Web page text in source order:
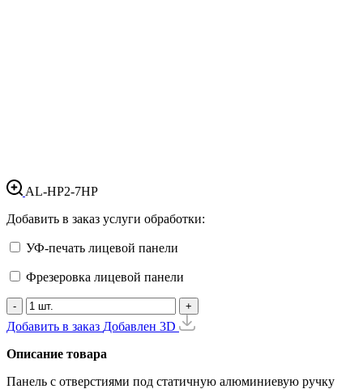
AL-HP2-7HP
Добавить в заказ услуги обработки:
УФ-печать лицевой панели
Фрезеровка лицевой панели
- +
Добавить в заказ Добавлен 3D
Описание товара
Панель с отверстиями под статичную алюминиевую ручку